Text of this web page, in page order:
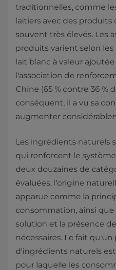
traditionnelles, comme
laitiers avec des produits
souvent très élevés. Les
produits varient selon les
lait blanc à valeur
l'association de
Chine (65 % contre 36 %
conséquent, il a vu sa
augmenter
Les ingrédients naturels
qui renforcent le
deux douzaines de
évaluées, l'origine
apparue comme la
consommation, ainsi que
solution et la présence
nécessaires. Le fait
d'ingrédients naturels
pour laquelle les